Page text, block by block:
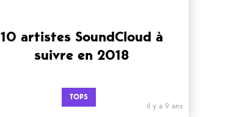
10 artistes SoundCloud à
suivre en 2018
TOPS
il y a 9 ans